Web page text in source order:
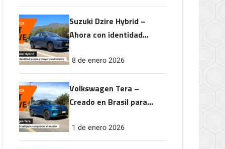
Suzuki Dzire Hybrid –
Ahora con identidad
rendimiento
8 de enero 2026
Volkswagen Tera –
Creado en Brasil para
1 de enero 2026